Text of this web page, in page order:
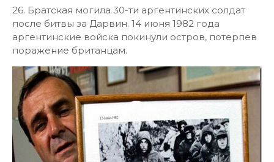
26. Братская могила 30-ти аргентинских солдат
после битвы за Дарвин. 14 июня 1982 года
аргентинские войска покинули остров, потерпев
поражение британцам.